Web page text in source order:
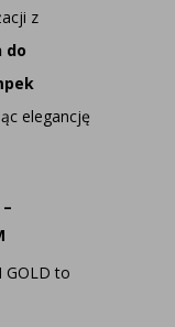
z
do
elegancję
GOLD to